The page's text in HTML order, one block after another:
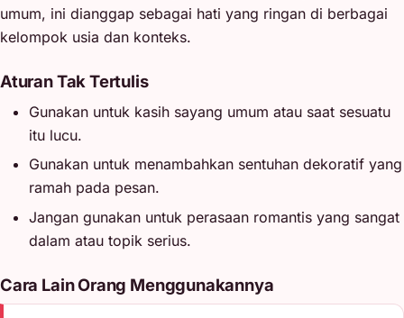
umum, ini dianggap sebagai hati yang ringan di berbagai
kelompok usia dan konteks.
Aturan Tak Tertulis
Gunakan untuk kasih sayang umum atau saat sesuatu
itu lucu.
Gunakan untuk menambahkan sentuhan dekoratif yang
ramah pada pesan.
Jangan gunakan untuk perasaan romantis yang sangat
dalam atau topik serius.
Cara Lain Orang Menggunakannya